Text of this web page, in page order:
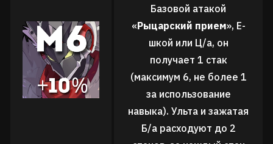
Базовой атакой
«Рыцарский прием», Е-
шкой или Ц/а, он
получает 1 стак
(максимум 6, не более 1
за использование
навыка). Ульта и зажатая
Б/а расходуют до 2